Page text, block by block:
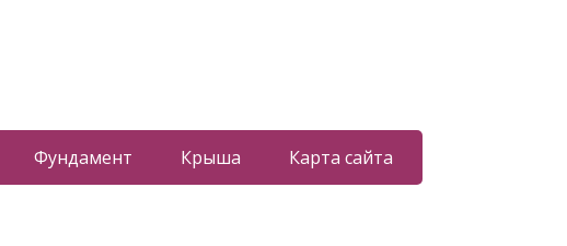
Фундамент Крыша Карта сайта